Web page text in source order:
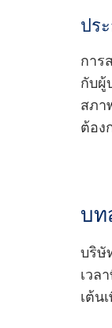
ปร
การ
กับผู้
สภา
ต้อง
บท
บริษั
เวล
เต้น